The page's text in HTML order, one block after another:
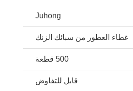
Juhong
غطاء العطور من سبائك الزنك
500 قطعة
قابل للتفاوض